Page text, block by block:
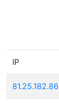
IP
81.25.182.86